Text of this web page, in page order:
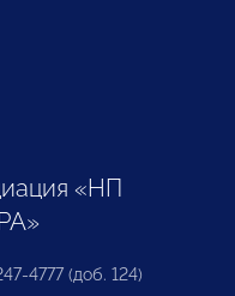
«НП
4777 (доб. 124)